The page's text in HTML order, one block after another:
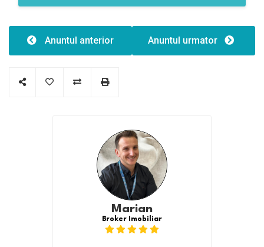
Eficiență energetică:G
Anuntul anterior Anuntul urmator
Marian
Broker Imobiliar